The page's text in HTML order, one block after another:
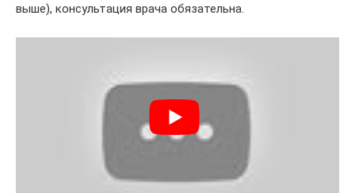
выше), консультация врача обязательна.